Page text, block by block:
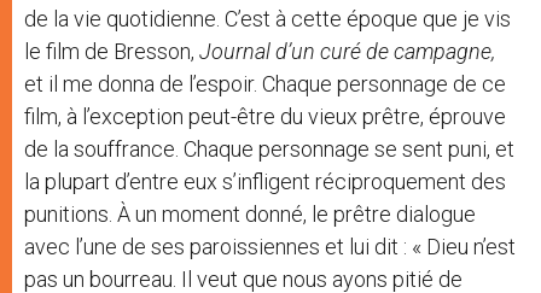
de la vie quotidienne. C’est à cette époque que je vis
le film de Bresson, Journal d’un curé de campagne,
et il me donna de l’espoir. Chaque personnage de ce
film, à l’exception peut-être du vieux prêtre, éprouve
de la souffrance. Chaque personnage se sent puni, et
la plupart d’entre eux s’infligent réciproquement des
punitions. À un moment donné, le prêtre dialogue
avec l’une de ses paroissiennes et lui dit : « Dieu n’est
pas un bourreau. Il veut que nous ayons pitié de